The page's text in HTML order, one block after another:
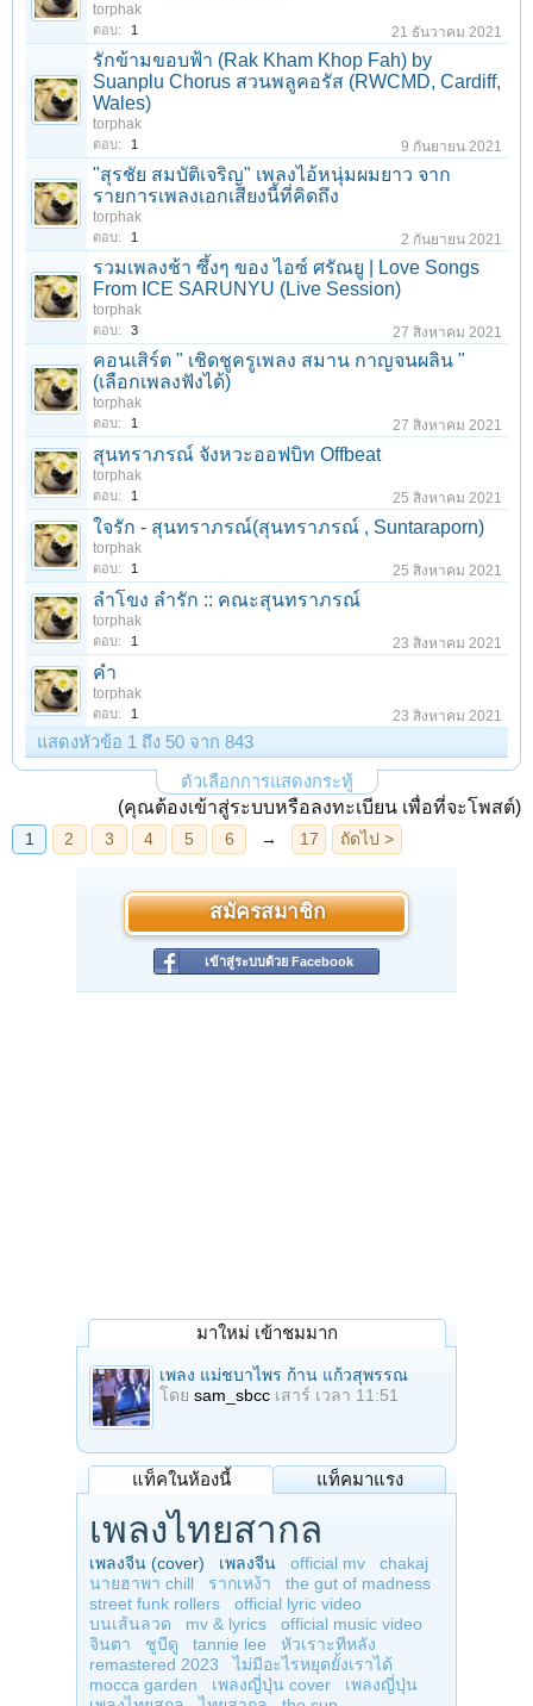
torphak
ตอบ: 1 21 ธันวาคม 2021
รักข้ามขอบฟ้า (Rak Kham Khop Fah) by
Suanplu Chorus สวนพลูคอรัส (RWCMD, Cardiff,
Wales)
torphak
ตอบ: 1 9 กันยายน 2021
"สุรชัย สมบัติเจริญ" เพลงไอ้หนุ่มผมยาว จาก
รายการเพลงเอกเสียงนี้ที่คิดถึง
torphak
ตอบ: 1 2 กันยายน 2021
รวมเพลงช้า ซึ้งๆ ของ ไอซ์ ศรัณยู | Love Songs
From ICE SARUNYU (Live Session)
torphak
ตอบ: 3 27 สิงหาคม 2021
คอนเสิร์ต " เชิดชูครูเพลง สมาน กาญจนผลิน "
(เลือกเพลงฟังได้)
torphak
ตอบ: 1 27 สิงหาคม 2021
สุนทราภรณ์ จังหวะออฟบิท Offbeat
torphak
ตอบ: 1 25 สิงหาคม 2021
ใจรัก - สุนทราภรณ์(สุนทราภรณ์ , Suntaraporn)
torphak
ตอบ: 1 25 สิงหาคม 2021
ลำโขง ลำรัก :: คณะสุนทราภรณ์
torphak
ตอบ: 1 23 สิงหาคม 2021
คำ
torphak
ตอบ: 1 23 สิงหาคม 2021
แสดงหัวข้อ 1 ถึง 50 จาก 843
ตัวเลือกการแสดงกระทู้
(คุณต้องเข้าสู่ระบบหรือลงทะเบียน เพื่อที่จะโพสต์)
สมัครสมาชิก
เข้าสู่ระบบด้วย Facebook
มาใหม่ เข้าชมมาก
เพลง แม่ชบาไพร ก้าน แก้วสุพรรณ
โดย sam_sbcc เสาร์ เวลา 11:51
แท็คในห้องนี้ แท็คมาแรง
เพลงไทยสากล
เพลงจีน (cover) เพลงจีน official mv
chakaj
นายฮาพา chill
รากเหง้า
the gut of madness
street funk rollers
official lyric video
บนเส้นลวด
mv & lyrics
official music video
จินตา
ชูบีดู tannie lee
หัวเราะทีหลัง
remastered 2023
ไม่มีอะไรหยุดยั้งเราได้
mocca garden
เพลงญี่ปุ่น cover
เพลงญี่ปุ่น